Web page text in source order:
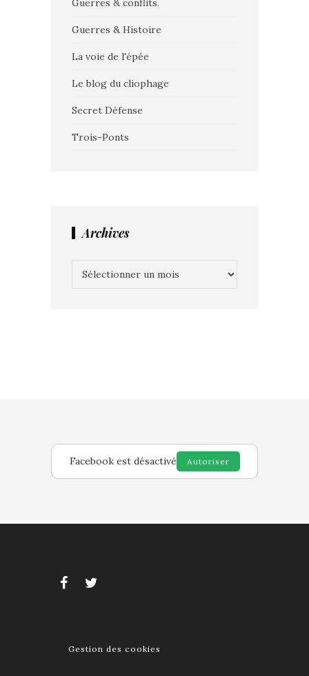
Guerres & conflits.
Guerres & Histoire
La voie de l'épée
Le blog du cliophage
Secret Défense
Trois-Ponts
Archives
Facebook est désactivé Autoriser
Gestion des cookies